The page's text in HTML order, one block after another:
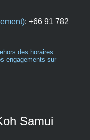
: +66 91 782
des horaires
engagements sur
Samui